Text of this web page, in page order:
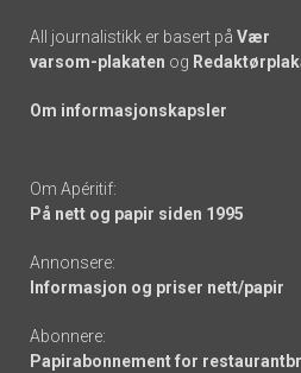
All journalistikk er basert på Vær
varsom-plakaten og
Om informasjonskapsler
Om Apéritif:
På nett og papir siden 1995
Annonsere:
Informasjon og priser nett/papir
Abonnere:
Papirabonnement for